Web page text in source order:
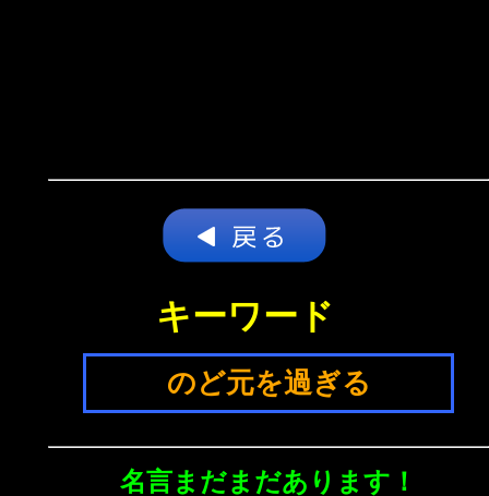
キーワード
のど元を過ぎる
名言まだまだあります！